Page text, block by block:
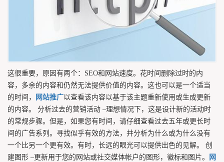
这很重要，原因有两个：SEO和网站速度。花时间删除过时的内
容，多余的内容和仍然无法提供价值的内容。这也可以是一个适当
的时间，
网站推广以查看该内容以基于该主题重新使用或生成更新
的内容。 分析过去的营销活动 –理想情况下，这是设计新的活动时
的常规步骤。但是，如果您有时间，请仔细查看过去五年或更长时
间的广告系列。寻找似乎有效的方法，并分析为什么或为什么没有
一个比另一个更有效。有时，长远的眼光可以提供出色的见解。 创
建图形 –更新用于您的网站或社交媒体帐户的图形，徽标和图片。
网